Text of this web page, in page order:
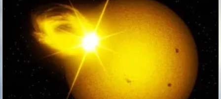
Posted
in